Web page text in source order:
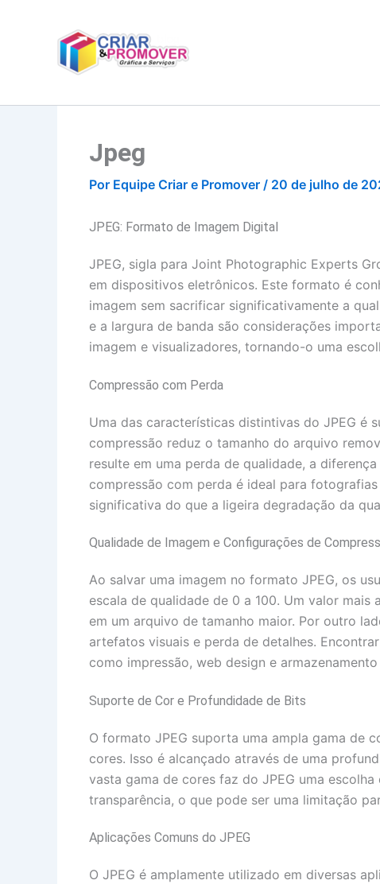
Jpeg
Por Equipe Criar e Promover / 20 de julho de
JPEG: Formato de Imagem Digital
JPEG, sigla para Joint Photographic Experts
em dispositivos eletrônicos. Este formato é
imagem sem sacrificar significativamente a
e a largura de banda são considerações
imagem e visualizadores, tornando-o uma
Compressão com Perda
Uma das características distintivas do JPEG é
compressão reduz o tamanho do arquivo
resulte em uma perda de qualidade, a
compressão com perda é ideal para
significativa do que a ligeira degradação da
Qualidade de Imagem e Configurações de
Ao salvar uma imagem no formato JPEG, os
escala de qualidade de 0 a 100. Um valor
em um arquivo de tamanho maior. Por outro
artefatos visuais e perda de detalhes.
como impressão, web design e
Suporte de Cor e Profundidade de Bits
O formato JPEG suporta uma ampla gama de
cores. Isso é alcançado através de uma
vasta gama de cores faz do JPEG uma
transparência, o que pode ser uma limitação
Aplicações Comuns do JPEG
O JPEG é amplamente utilizado em diversas